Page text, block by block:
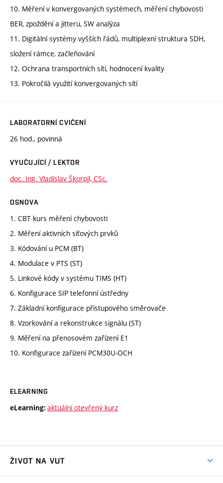
10. Měření v konvergovaných systémech, měření chybovosti
BER, zpoždění a jitteru, SW analýza
11. Digitální systémy vyšších řádů, multiplexní struktura SDH,
složení rámce, začleňování
12. Ochrana transportních sítí, hodnocení kvality
13. Pokročilá využití konvergovaných sítí
LABORATORNÍ CVIČENÍ
26 hod., povinná
VYUČUJÍCÍ / LEKTOR
doc. Ing. Vladislav Škorpil, CSc.
OSNOVA
1. CBT kurs měření chybovosti
2. Měření aktivních síťových prvků
3. Kódování u PCM (BT)
4. Modulace v PTS (ST)
5. Linkové kódy v systému TIMS (HT)
6. Konfigurace SIP telefonní ústředny
7. Základní konfigurace přístupového směrovače
8. Vzorkování a rekonstrukce signálu (ST)
9. Měření na přenosovém zařízení E1
10. Konfigurace zařízení PCM30U-OCH
ELEARNING
eLearning: aktuální otevřený kurz
ŽIVOT NA VUT